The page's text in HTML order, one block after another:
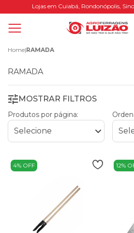
Lojas em Cuiabá, Rondonópolis,
Home|RAMADA
RAMADA
MOSTRAR FILTROS
Produtos por página:
4% OFF 12%